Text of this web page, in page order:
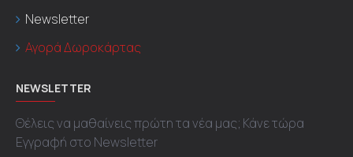
Newsletter
Αγορά Δωροκάρτας
NEWSLETTER
Θέλεις να μαθαίνεις πρώτη τα νέα μας; Κάνε τώρα
Εγγραφή στο Newsletter